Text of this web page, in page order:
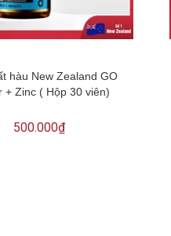
hàu New Zealand GO
+ Zinc ( Hộp 30 viên)
500.000₫